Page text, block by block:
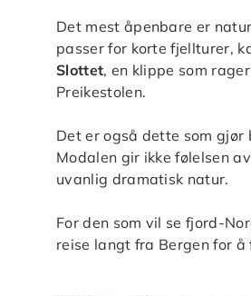
Det mest åpenbare er
passer for korte fjellturer,
Slottet, en klippe som
Preikestolen.
Det er også dette som
Modalen gir ikke følelsen
uvanlig dramatisk natur.
For den som vil se fjord-
reise langt fra Bergen for